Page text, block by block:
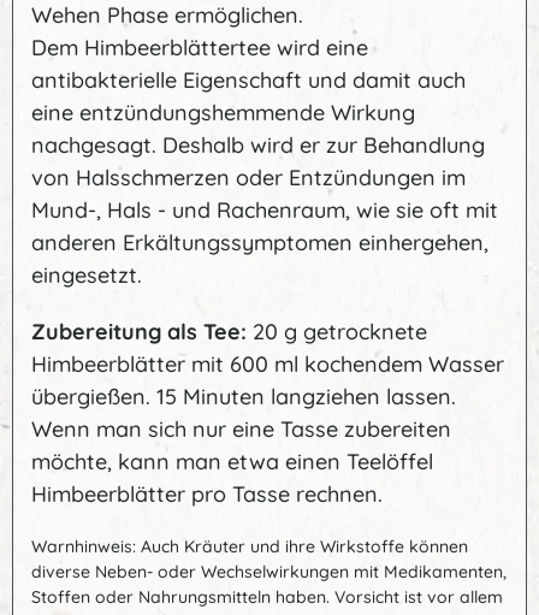
Wehen Phase ermöglichen.
Dem Himbeerblättertee wird eine
antibakterielle Eigenschaft und damit auch
eine entzündungshemmende Wirkung
nachgesagt. Deshalb wird er zur Behandlung
von Halsschmerzen oder Entzündungen im
Mund-, Hals - und Rachenraum, wie sie oft mit
anderen Erkältungssymptomen einhergehen,
eingesetzt.
Zubereitung als Tee: 20 g getrocknete
Himbeerblätter mit 600 ml kochendem Wasser
übergießen. 15 Minuten langziehen lassen.
Wenn man sich nur eine Tasse zubereiten
möchte, kann man etwa einen Teelöffel
Himbeerblätter pro Tasse rechnen.
Warnhinweis: Auch Kräuter und ihre Wirkstoffe können
diverse Neben- oder Wechselwirkungen mit Medikamenten,
Stoffen oder Nahrungsmitteln haben. Vorsicht ist vor allem